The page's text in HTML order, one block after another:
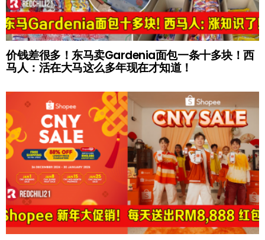
价钱差很多！东马卖Gardenia面包一条十多块！西
马人：活在大马这么多年现在才知道！